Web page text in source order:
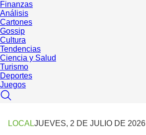
Finanzas
Análisis
Cartones
Gossip
Cultura
Tendencias
Ciencia y Salud
Turismo
Deportes
Juegos
LOCALJUEVES, 2 DE JULIO DE 2026